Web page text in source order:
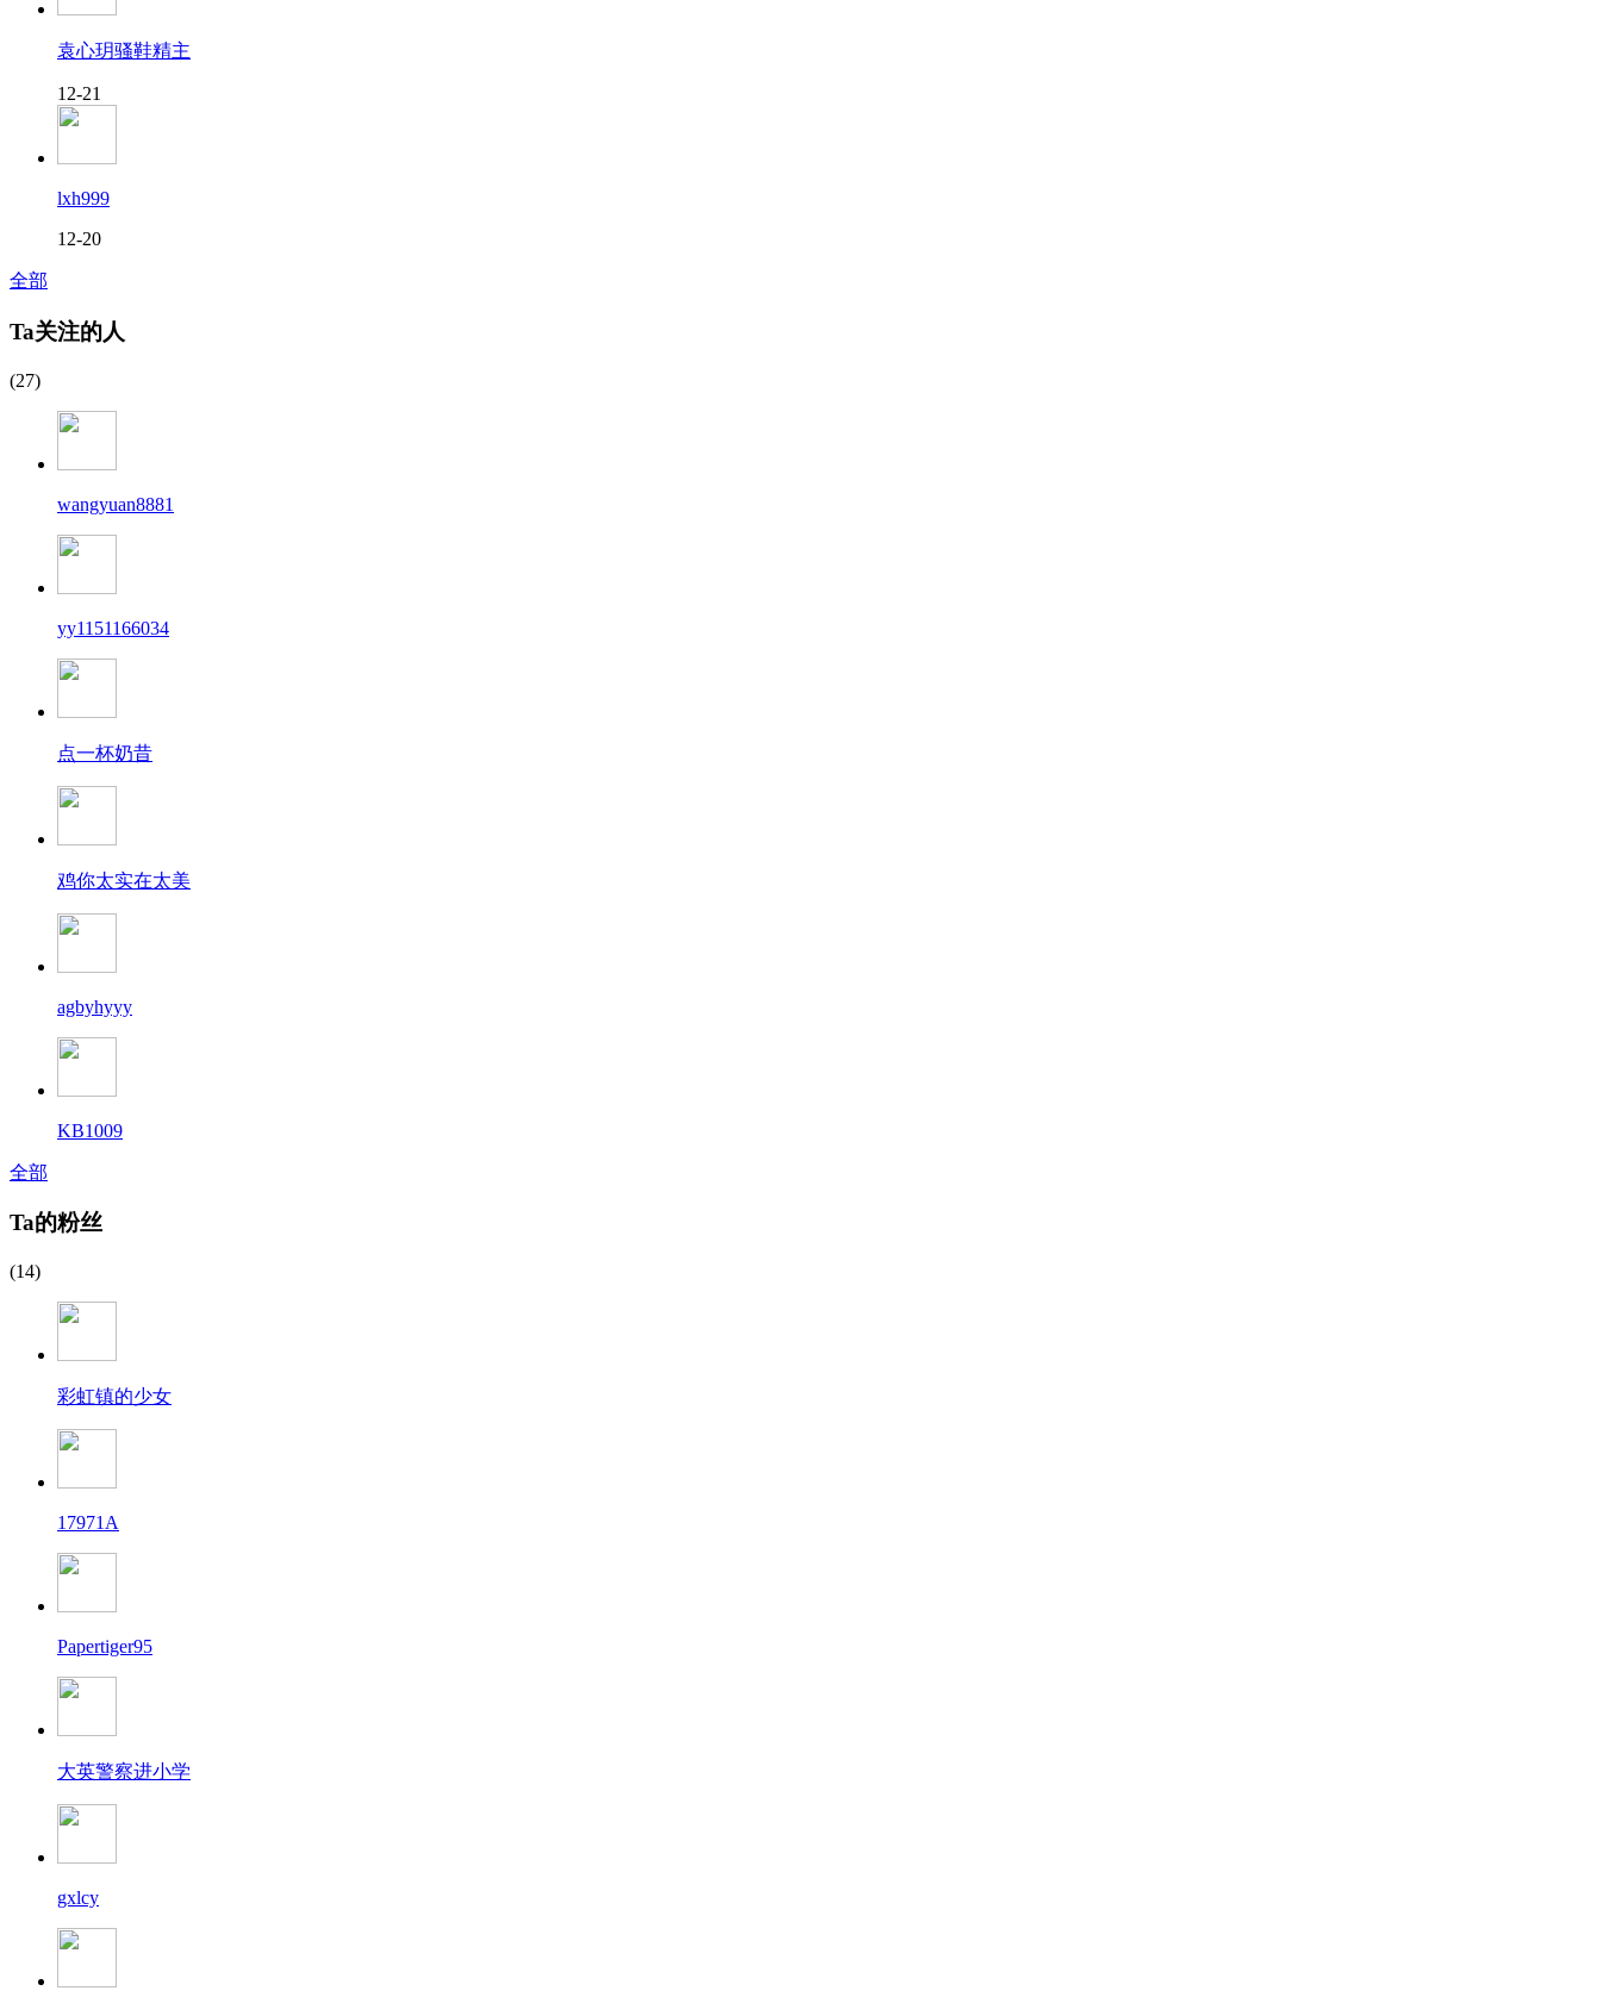
袁心玥骚鞋精主
12-21
lxh999
12-20
全部
Ta关注的人
(27)
wangyuan8881
yy1151166034
点一杯奶昔
鸡你太实在太美
agbyhyyy
KB1009
全部
Ta的粉丝
(14)
彩虹镇的少女
17971A
Papertiger95
大英警察进小学
gxlcy